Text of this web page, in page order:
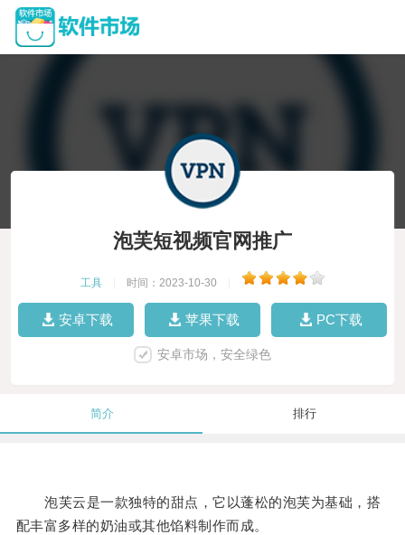
泡芙短视频官网推广
工具 时间：2023-10-30
安卓下载 苹果下载 PC下载
安卓市场，安全绿色
简介 排行
泡芙云是一款独特的甜点，它以蓬松的泡芙为基础，搭
配丰富多样的奶油或其他馅料制作而成。